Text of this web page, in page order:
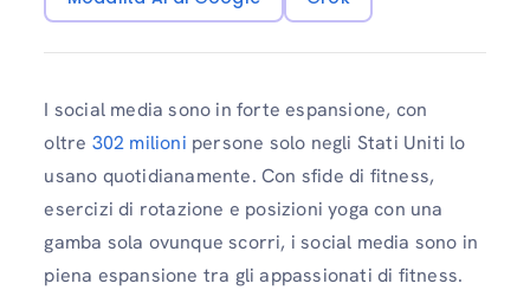
I social media sono in forte espansione, con
oltre 302 milioni persone solo negli Stati Uniti lo
usano quotidianamente. Con sfide di fitness,
esercizi di rotazione e posizioni yoga con una
gamba sola ovunque scorri, i social media sono in
piena espansione tra gli appassionati di fitness.